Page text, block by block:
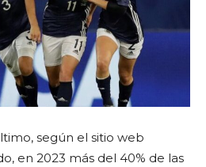
según el sitio web
en 2023 más del 40% de las